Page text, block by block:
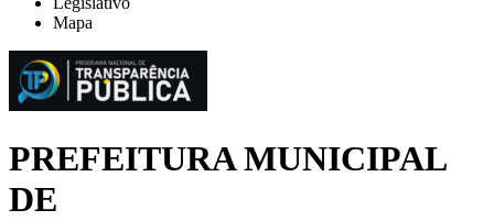
Mapa
PREFEITURA MUNICIPAL
DE